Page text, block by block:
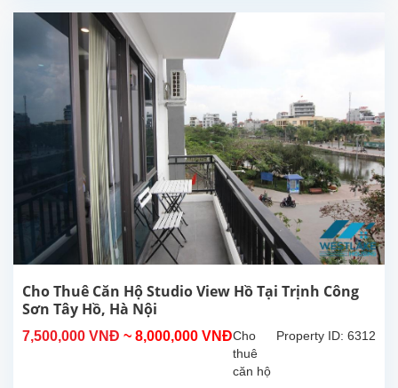
Công
Diện
tích
sinh
hoạt
40m²,
nội thất
cao
cấp,
nhiều
sáng
Cho Thuê Căn Hộ Studio View Hồ Tại Trịnh Công
Sơn Tây Hồ, Hà Nội
7,500,000 VNĐ ~ 8,000,000 VNĐ Property ID: 6312
Cho
thuê
căn hộ